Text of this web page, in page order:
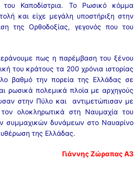
του Καποδίστρια. Το Ρωσικό κόμμα
και είχε μεγάλη υποστήριξη στην
της Ορθοδοξίας, γεγονός που του
πως η παρέμβαση του ξένου
του κράτους τα 200 χρόνια ιστορίας
βαθμό την πορεία της Ελλάδας σε
ρωσικά πολεμικά πλοία με αρχηγούς
στην Πύλο και αντιμετώπισαν με
τον ολοκληρωτικά στη Ναυμαχία του
συμμαχικών δυνάμεων στο Ναυαρίνο
της Ελλάδας.
Γιάννης Ζώραπας Α3